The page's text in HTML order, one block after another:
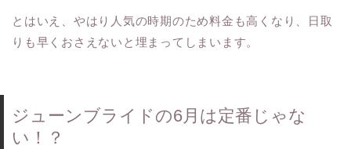
とはいえ、やはり人気の時期のため料金も高くなり、日取
りも早くおさえないと埋まってしまいます。
ジューンブライドの6月は定番じゃな
い！？